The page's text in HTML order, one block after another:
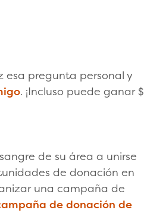
esa pregunta personal y
. ¡Incluso puede ganar $
de su área a unirse
de donación en
una campaña de
de donación de